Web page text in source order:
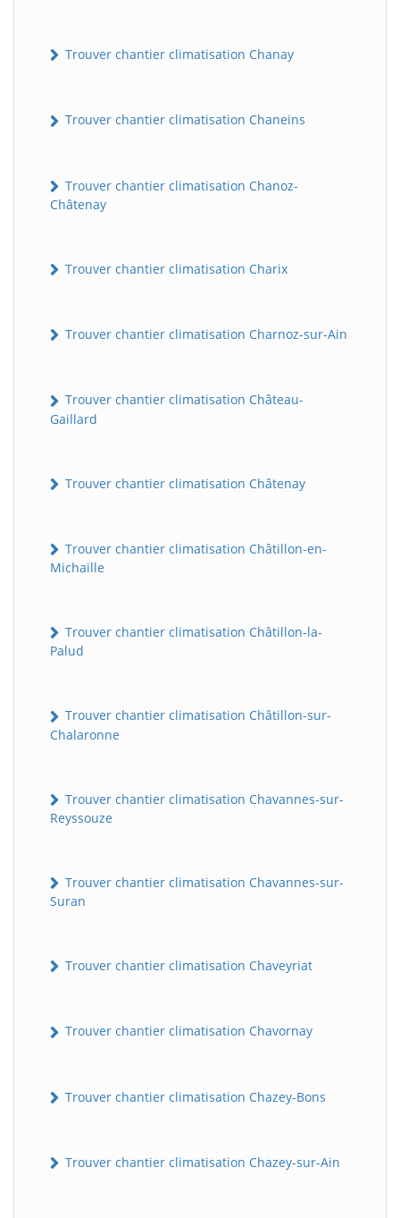
Trouver chantier climatisation Chanay
Trouver chantier climatisation Chaneins
Trouver chantier climatisation Chanoz-
Châtenay
Trouver chantier climatisation Charix
Trouver chantier climatisation Charnoz-sur-Ain
Trouver chantier climatisation Château-
Gaillard
Trouver chantier climatisation Châtenay
Trouver chantier climatisation Châtillon-en-
Michaille
Trouver chantier climatisation Châtillon-la-
Palud
Trouver chantier climatisation Châtillon-sur-
Chalaronne
Trouver chantier climatisation Chavannes-sur-
Reyssouze
Trouver chantier climatisation Chavannes-sur-
Suran
Trouver chantier climatisation Chaveyriat
Trouver chantier climatisation Chavornay
Trouver chantier climatisation Chazey-Bons
Trouver chantier climatisation Chazey-sur-Ain